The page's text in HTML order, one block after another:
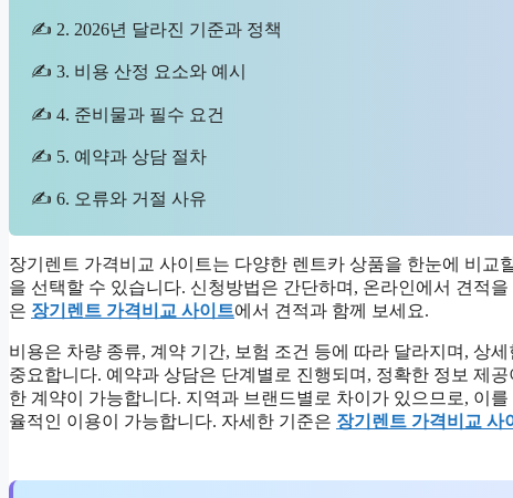
✍ 2. 2026년 달라진 기준과 정책
✍ 3. 비용 산정 요소와 예시
✍ 4. 준비물과 필수 요건
✍ 5. 예약과 상담 절차
✍ 6. 오류와 거절 사유
장기렌트 가격비교 사이트는 다양한 렌트카 상품을 한눈에 비교
을 선택할 수 있습니다. 신청방법은 간단하며, 온라인에서 견적
은 장기렌트 가격비교 사이트에서 견적과 함께 보세요.
비용은 차량 종류, 계약 기간, 보험 조건 등에 따라 달라지며, 상
중요합니다. 예약과 상담은 단계별로 진행되며, 정확한 정보 제
한 계약이 가능합니다. 지역과 브랜드별로 차이가 있으므로, 이
율적인 이용이 가능합니다. 자세한 기준은 장기렌트 가격비교 사